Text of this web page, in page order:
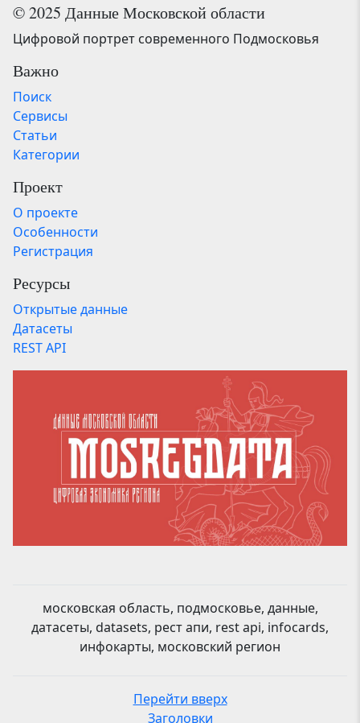
© 2025 Данные Московской области
Цифровой портрет современного Подмосковья
Важно
Поиск
Сервисы
Статьи
Категории
Проект
О проекте
Особенности
Регистрация
Ресурсы
Открытые данные
Датасеты
REST API
московская область, подмосковье, данные,
датасеты, datasets, рест апи, rest api, infocards,
инфокарты, московский регион
Перейти вверх
Заголовки